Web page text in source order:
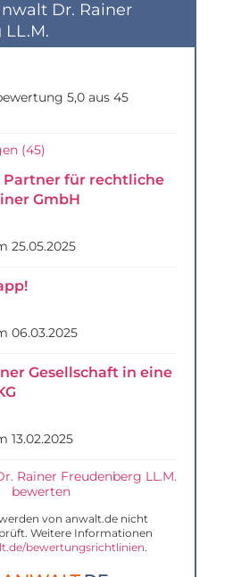
Dr. Rainer
LL.M.
5,0 aus 45
(45)
Partner für rechtliche
GmbH
25.05.2025
06.03.2025
Gesellschaft in eine
13.02.2025
Rainer Freudenberg LL.M.
bewerten
von anwalt.de nicht
Weitere Informationen
bewertungsrichtlinien.